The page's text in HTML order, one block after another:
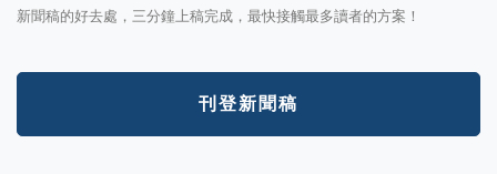
新聞稿的好去處，三分鐘上稿完成，最快接觸最多讀者的方案！
刊登新聞稿